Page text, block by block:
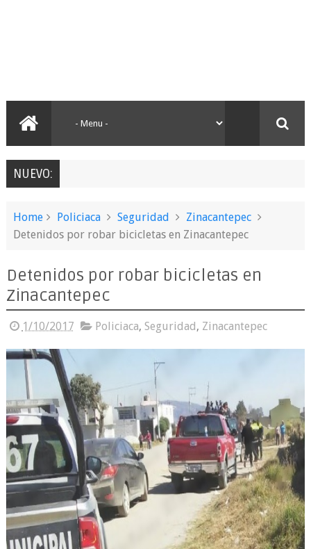
NUEVO:
Home Policiaca Seguridad
Zinacantepec
Detenidos por robar bicicletas en Zinacantepec
Detenidos por robar bicicletas en
Zinacantepec
1/10/2017 Policiaca, Seguridad, Zinacantepec